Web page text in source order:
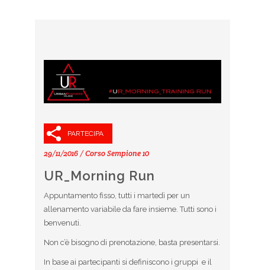
PARTECIPA
29/11/2016 / Corso Sempione 10
UR_Morning Run
Appuntamento fisso, tutti i martedì per un
allenamento variabile da fare insieme. Tutti sono i
benvenuti.
Non c’è bisogno di prenotazione, basta presentarsi.
In base ai partecipanti si definiscono i gruppi e il